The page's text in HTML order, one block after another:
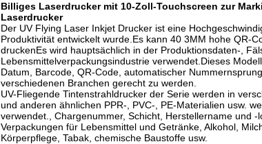
Billiges Laserdrucker mit 10-Zoll-Touchscreen zur
Laserdrucker
Der UV Flying Laser Inkjet Drucker ist eine
Produktivität entwickelt wurde.Es kann 40 3MM hohe QR-
druckenEs wird hauptsächlich in der Produktionsdaten-,
Lebensmittelverpackungsindustrie verwendet.Dieses
Datum, Barcode, QR-Code, automatischer
verschiedenen Branchen gerecht zu werden.
UV-Fliegende Tintenstrahldrucker der Serie werden in
und anderen ähnlichen PPR-, PVC-, PE-Materialien usw.
verwendet., Chargenummer, Schicht, Herstellername und
Verpackungen für Lebensmittel und Getränke, Alkohol,
Körperpflege, Tabak, chemische Baustoffe usw.